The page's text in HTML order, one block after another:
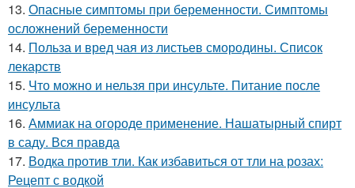
13. Опасные симптомы при беременности. Симптомы
осложнений беременности
14. Польза и вред чая из листьев смородины. Список
лекарств
15. Что можно и нельзя при инсульте. Питание после
инсульта
16. Аммиак на огороде применение. Нашатырный спирт
в саду. Вся правда
17. Водка против тли. Как избавиться от тли на розах:
Рецепт с водкой